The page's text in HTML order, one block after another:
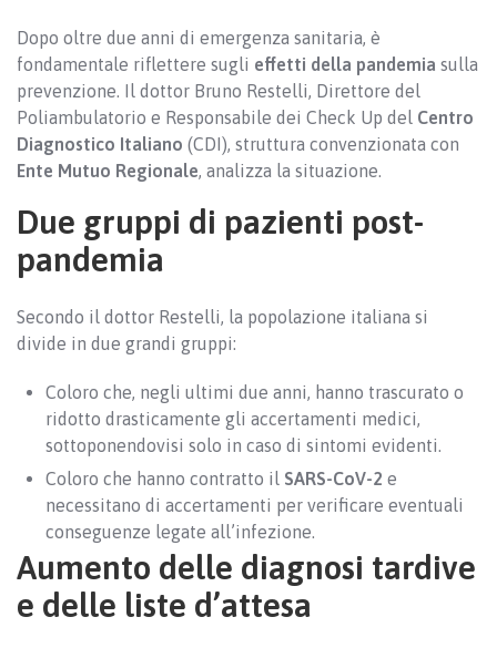
Dopo oltre due anni di emergenza sanitaria, è
fondamentale riflettere sugli effetti della pandemia sulla
prevenzione. Il dottor Bruno Restelli, Direttore del
Poliambulatorio e Responsabile dei Check Up del Centro
Diagnostico Italiano (CDI), struttura convenzionata con
Ente Mutuo Regionale, analizza la situazione.
Due gruppi di pazienti post-
pandemia
Secondo il dottor Restelli, la popolazione italiana si
divide in due grandi gruppi:
Coloro che, negli ultimi due anni, hanno trascurato o
ridotto drasticamente gli accertamenti medici,
sottoponendovisi solo in caso di sintomi evidenti.
Coloro che hanno contratto il SARS-CoV-2 e
necessitano di accertamenti per verificare eventuali
conseguenze legate all’infezione.
Aumento delle diagnosi tardive
e delle liste d’attesa